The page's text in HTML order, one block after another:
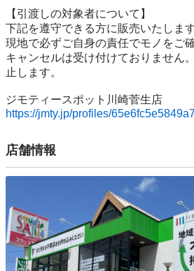
【引渡しの対象者について】
下記を遵守できる⽅に販売いたします
現地で必ずご⾃⾝の責任でモノをご
キャンセルは受け付けておりません
⽌します。
https://jmty.jp/profiles/
店舗情報